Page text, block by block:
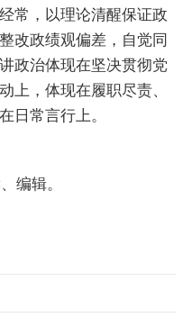
常，以理论清醒保证政
改政绩观偏差，自觉同
政治体现在坚决贯彻党
上，体现在履职尽责、
日常言行上。
编辑。